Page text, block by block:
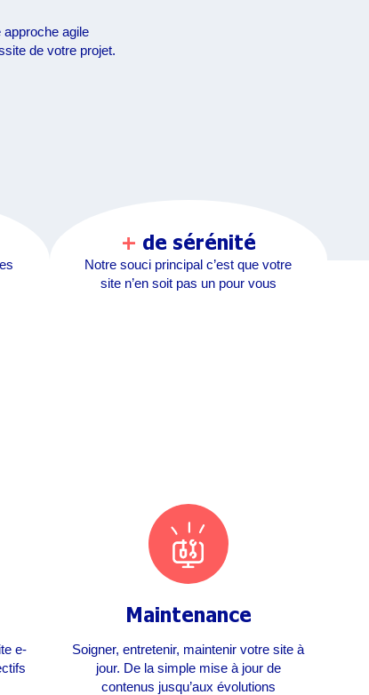
approche agile
de votre projet.
+ de sérénité
Notre souci principal c’est que votre
site n’en soit pas un pour vous
e-
Maintenance
Soigner, entretenir, maintenir votre site à
jour. De la simple mise à jour de
contenus jusqu’aux évolutions